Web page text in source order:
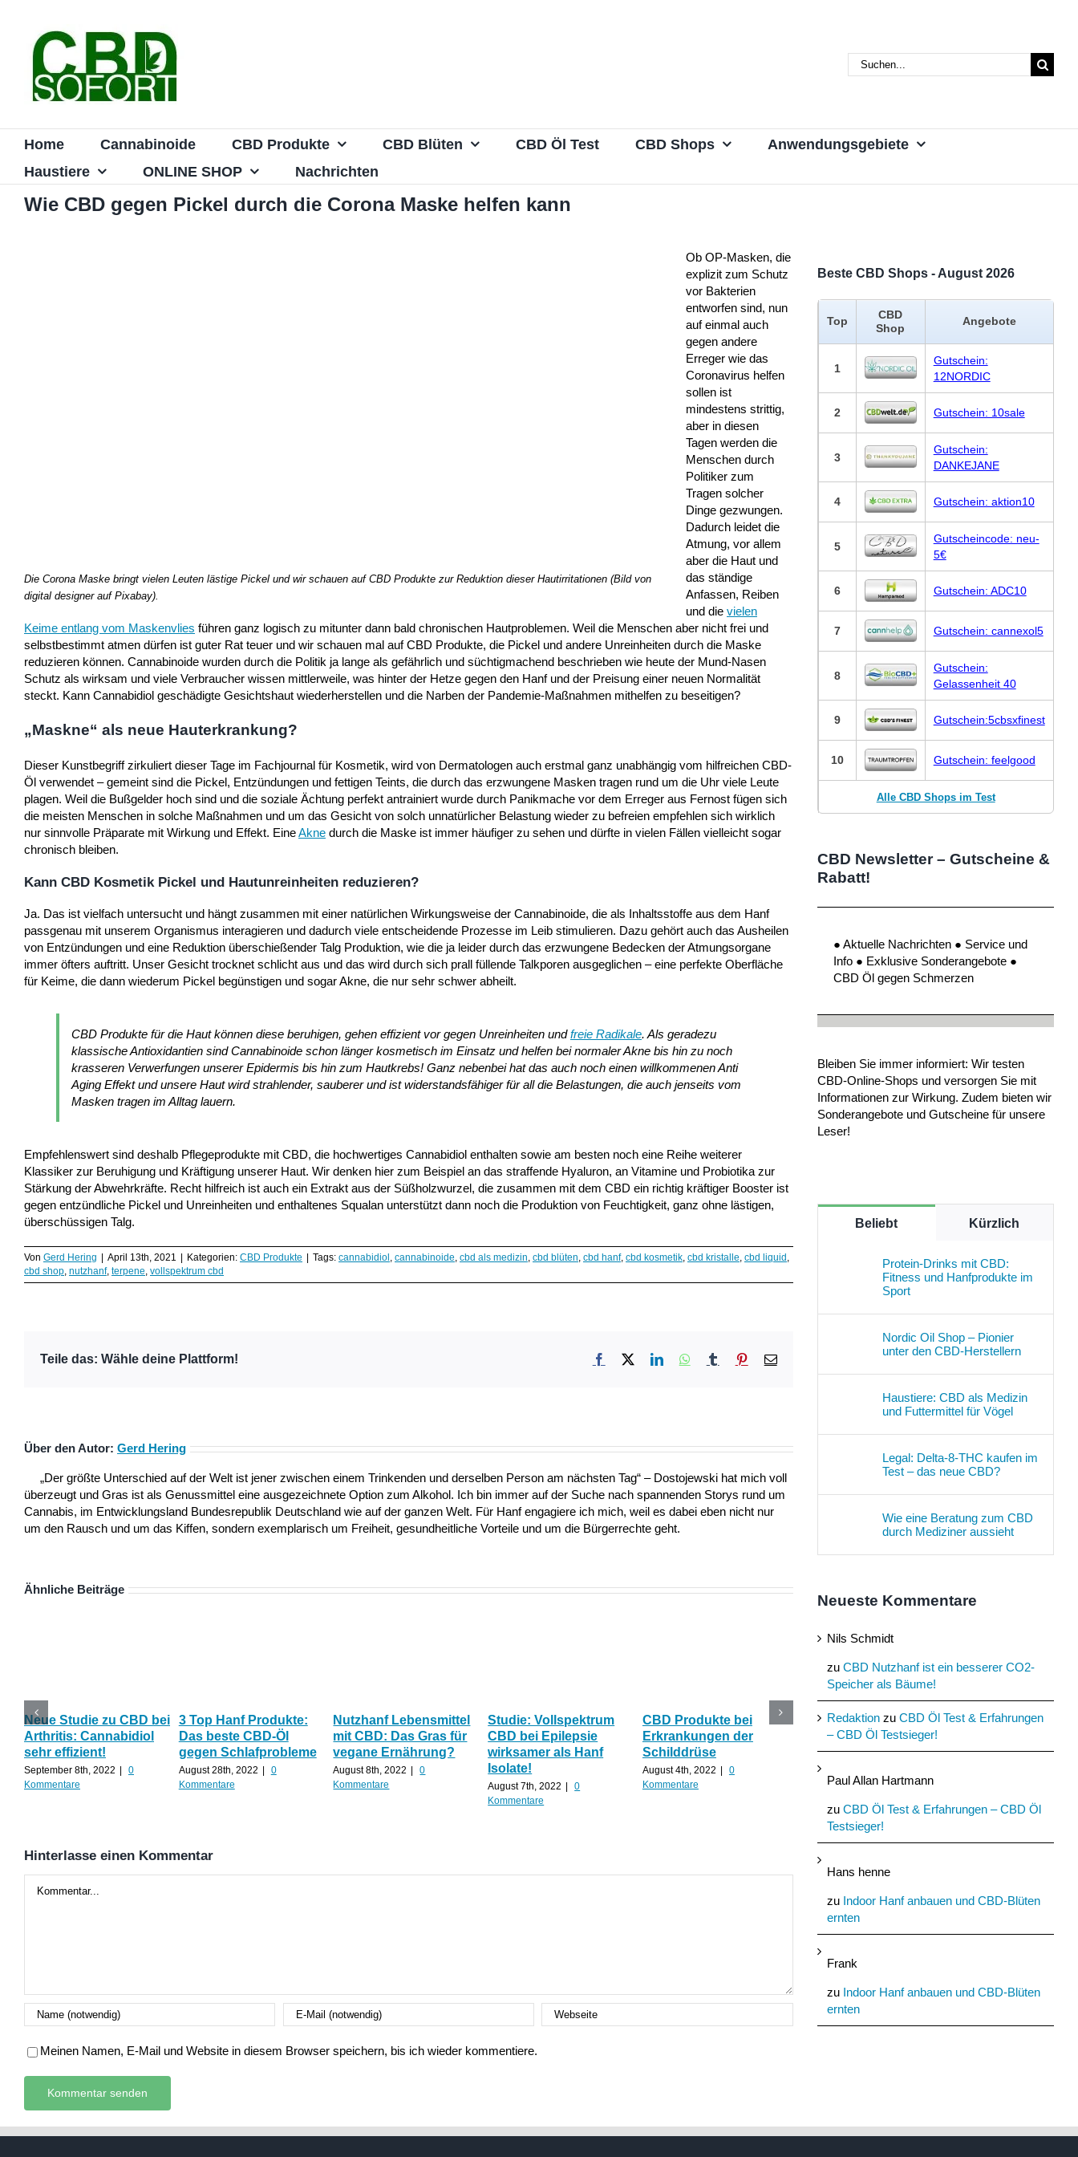
springen
Suche
nach:
Home Cannabinoide CBD Produkte CBD Blüten CBD Öl Test CBD Shops
Anwendungsgebiete
Haustiere
ONLINE SHOP Nachrichten
Wie CBD gegen Pickel durch die Corona Maske helfen kann
Die Corona Maske bringt vielen Leuten lästige Pickel und wir schauen auf CBD Produkte zur Reduktion dieser Hautirritationen (Bild von
digital designer auf Pixabay).
Ob OP-Masken, die
explizit zum Schutz
vor Bakterien
entworfen sind, nun
auf einmal auch
gegen andere
Erreger wie das
Coronavirus helfen
sollen ist
mindestens strittig,
aber in diesen
Tagen werden die
Menschen durch
Politiker zum
Tragen solcher
Dinge gezwungen.
Dadurch leidet die
Atmung, vor allem
aber die Haut und
das ständige
Anfassen, Reiben
und die vielen
Keime entlang vom Maskenvlies führen ganz logisch zu mitunter dann bald chronischen Hautproblemen. Weil die Menschen aber nicht frei und
selbstbestimmt atmen dürfen ist guter Rat teuer und wir schauen mal auf CBD Produkte, die Pickel und andere Unreinheiten durch die Maske
reduzieren können. Cannabinoide wurden durch die Politik ja lange als gefährlich und süchtigmachend beschrieben wie heute der Mund-Nasen
Schutz als wirksam und viele Verbraucher wissen mittlerweile, was hinter der Hetze gegen den Hanf und der Preisung einer neuen Normalität
steckt. Kann Cannabidiol geschädigte Gesichtshaut wiederherstellen und die Narben der Pandemie-Maßnahmen mithelfen zu beseitigen?
„Maskne“ als neue Hauterkrankung?
Dieser Kunstbegriff zirkuliert dieser Tage im Fachjournal für Kosmetik, wird von Dermatologen auch erstmal ganz unabhängig vom hilfreichen CBD-
Öl verwendet – gemeint sind die Pickel, Entzündungen und fettigen Teints, die durch das erzwungene Masken tragen rund um die Uhr viele Leute
plagen. Weil die Bußgelder hoch sind und die soziale Ächtung perfekt antrainiert wurde durch Panikmache vor dem Erreger aus Fernost fügen sich
die meisten Menschen in solche Maßnahmen und um das Gesicht von solch unnatürlicher Belastung wieder zu befreien empfehlen sich wirklich
nur sinnvolle Präparate mit Wirkung und Effekt. EineAkne durch die Maske ist immer häufiger zu sehen und dürfte in vielen Fällen vielleicht sogar
chronisch bleiben.
Kann CBD Kosmetik Pickel und Hautunreinheiten reduzieren?
Ja. Das ist vielfach untersucht und hängt zusammen mit einer natürlichen Wirkungsweise der Cannabinoide, die als Inhaltsstoffe aus dem Hanf
passgenau mit unserem Organismus interagieren und dadurch viele entscheidende Prozesse im Leib stimulieren. Dazu gehört auch das Ausheilen
von Entzündungen und eine Reduktion überschießender Talg Produktion, wie die ja leider durch das erzwungene Bedecken der Atmungsorgane
immer öfters auftritt. Unser Gesicht trocknet schlicht aus und das wird durch sich prall füllende Talkporen ausgeglichen – eine perfekte Oberfläche
für Keime, die dann wiederum Pickel begünstigen und sogar Akne, die nur sehr schwer abheilt.
CBD Produkte für die Haut können diese beruhigen, gehen effizient vor gegen Unreinheiten undfreie Radikale. Als geradezu
klassische Antioxidantien sind Cannabinoide schon länger kosmetisch im Einsatz und helfen bei normaler Akne bis hin zu noch
krasseren Verwerfungen unserer Epidermis bis hin zum Hautkrebs! Ganz nebenbei hat das auch noch einen willkommenen Anti
Aging Effekt und unsere Haut wird strahlender, sauberer und ist widerstandsfähiger für all die Belastungen, die auch jenseits vom
Masken tragen im Alltag lauern.
Empfehlenswert sind deshalb Pflegeprodukte mit CBD, die hochwertiges Cannabidiol enthalten sowie am besten noch eine Reihe weiterer
Klassiker zur Beruhigung und Kräftigung unserer Haut. Wir denken hier zum Beispiel an das straffende Hyaluron, an Vitamine und Probiotika zur
Stärkung der Abwehrkräfte. Recht hilfreich ist auch ein Extrakt aus der Süßholzwurzel, die zusammen mit dem CBD ein richtig kräftiger Booster ist
gegen entzündliche Pickel und Unreinheiten und enthaltenes Squalan unterstützt dann noch die Produktion von Feuchtigkeit, ganz ohne lästigen,
überschüssigen Talg.
Von Gerd Hering | April 13th, 2021 | Kategorien: CBD Produkte | Tags: cannabidiol, cannabinoide, cbd als medizin, cbd blüten, cbd hanf, cbd kosmetik, cbd kristalle, cbd liquid,
cbd shop, nutzhanf, terpene, vollspektrum cbd
Teile das: Wähle deine Plattform! Facebook
X LinkedInWhatsApp
TumblrPinterest
E-
Über den Autor: Gerd Hering
„Der größte Unterschied auf der Welt ist jener zwischen einem Trinkenden und derselben Person am nächsten Tag“ – Dostojewski hat mich voll
überzeugt und Gras ist als Genussmittel eine ausgezeichnete Option zum Alkohol. Ich bin immer auf der Suche nach spannenden Storys rund um
Cannabis, im Entwicklungsland Bundesrepublik Deutschland wie auf der ganzen Welt. Für Hanf engagiere ich mich, weil es dabei eben nicht nur
um den Rausch und um das Kiffen, sondern exemplarisch um Freiheit, gesundheitliche Vorteile und um die Bürgerrechte geht.
Ähnliche Beiträge
Neue Studie zu CBD bei
Arthritis: Cannabidiol
sehr effizient!
September 8th, 2022 |
0
Kommentare
3 Top Hanf Produkte:
Das beste CBD-Öl
gegen Schlafprobleme
August 28th, 2022 |
0
Kommentare
Nutzhanf Lebensmittel
mit CBD: Das Gras für
vegane Ernährung?
August 8th, 2022 |
0
Kommentare
Studie: Vollspektrum
CBD bei Epilepsie
wirksamer als Hanf
Isolate!
August 7th, 2022 |
0
Kommentare
CBD Produkte bei
Erkrankungen der
Schilddrüse
August 4th, 2022 |
0
Kommentare
CBD Blüten im Online
Shop kaufen oder selber
anbauen?
Juli 30th, 2022
Die 5 besten CBD
den Sommer
Hinterlasse einen Kommentar
Meinen Namen, E-Mail und Website in diesem Browser speichern, bis ich wieder kommentiere.
Beste CBD Shops - August 2026
Top
CBD
Shop
Angebote
1
Gutschein:
12NORDIC
2 Gutschein: 10sale
3
Gutschein:
DANKEJANE
4 Gutschein: aktion10
5
Gutscheincode: neu-
5€
6 Gutschein: ADC10
7 Gutschein: cannexol5
8
Gutschein:
Gelassenheit 40
9 Gutschein:5cbsxfinest
10 Gutschein: feelgood
Alle CBD Shops im Test
CBD Newsletter – Gutscheine &
Rabatt!
● Aktuelle Nachrichten ● Service und
Info ● Exklusive Sonderangebote ●
CBD Öl gegen Schmerzen
Bleiben Sie immer informiert: Wir testen
CBD-Online-Shops und versorgen Sie mit
Informationen zur Wirkung. Zudem bieten wir
Sonderangebote und Gutscheine für unsere
Leser!
Beliebt Kürzlich
Protein-Drinks mit CBD:
Fitness und Hanfprodukte im
Sport
Nordic Oil Shop – Pionier
unter den CBD-Herstellern
Haustiere: CBD als Medizin
und Futtermittel für Vögel
Legal: Delta-8-THC kaufen im
Test – das neue CBD?
Wie eine Beratung zum CBD
durch Mediziner aussieht
Neueste Kommentare
Nils Schmidt
zu CBD Nutzhanf ist ein besserer CO2-
Speicher als Bäume!
Redaktion zu CBD Öl Test & Erfahrungen
– CBD Öl Testsieger!
Paul Allan Hartmann
zu CBD Öl Test & Erfahrungen – CBD Öl
Testsieger!
Hans henne
zu Indoor Hanf anbauen und CBD-Blüten
ernten
Frank
zu Indoor Hanf anbauen und CBD-Blüten
ernten